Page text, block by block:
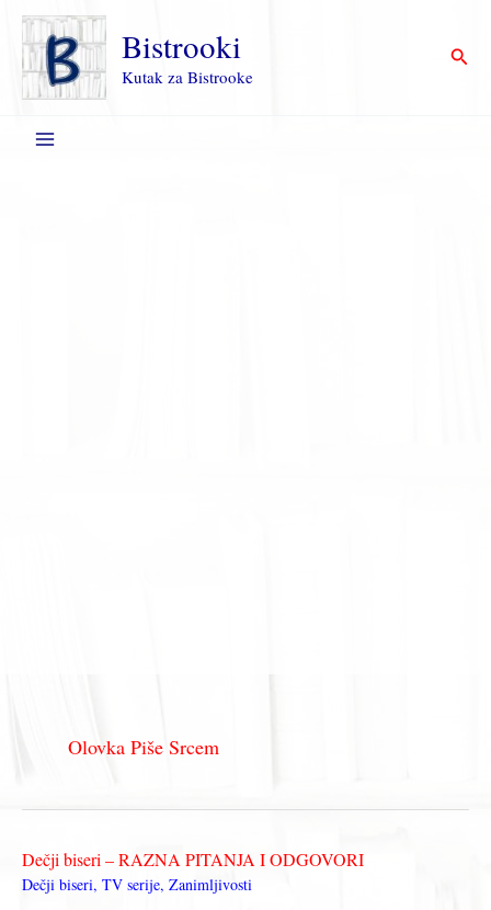
Пређи
садржај
Bistrooki
Kutak za Bistrooke
Olovka Piše Srcem
Dečji biseri – RAZNA PITANJA I ODGOVORI
Dečji biseri, TV serije, Zanimljivosti